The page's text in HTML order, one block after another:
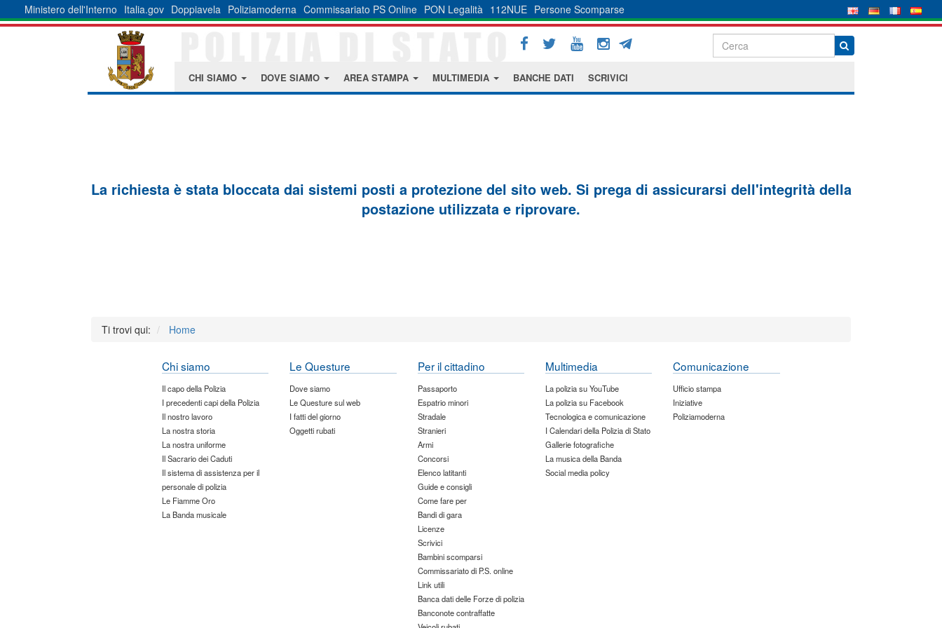
Ministero dell'Interno Italia.gov Doppiavela Poliziamoderna Commissariato PS Online PON Legalità 112NUE Persone Scomparse
CHI SIAMO DOVE SIAMO AREA STAMPA MULTIMEDIA BANCHE DATI SCRIVICI
La richiesta è stata bloccata dai sistemi posti a protezione del sito web. Si prega di assicurarsi dell'integrità della
postazione utilizzata e riprovare.
Ti trovi qui: Home
Chi siamo
Il capo della Polizia
I precedenti capi della Polizia
Il nostro lavoro
La nostra storia
La nostra uniforme
Il Sacrario dei Caduti
Il sistema di assistenza per il
personale di polizia
Le Fiamme Oro
La Banda musicale
Le Questure
Dove siamo
Le Questure sul web
I fatti del giorno
Oggetti rubati
Per il cittadino
Passaporto
Espatrio minori
Stradale
Stranieri
Armi
Concorsi
Elenco latitanti
Guide e consigli
Come fare per
Bandi di gara
Licenze
Scrivici
Bambini scomparsi
Commissariato di P.S. online
Link utili
Banca dati delle Forze di polizia
Banconote contraffatte
Multimedia
La polizia su YouTube
La polizia su Facebook
Tecnologica e comunicazione
I Calendari della Polizia di Stato
Gallerie fotografiche
La musica della Banda
Social media policy
Comunicazione
Ufficio stampa
Iniziative
Poliziamoderna